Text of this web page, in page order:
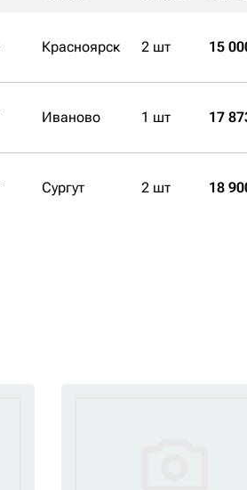
Красноярск 2 шт 15
Иваново 1 шт 17
Сургут 2 шт 18